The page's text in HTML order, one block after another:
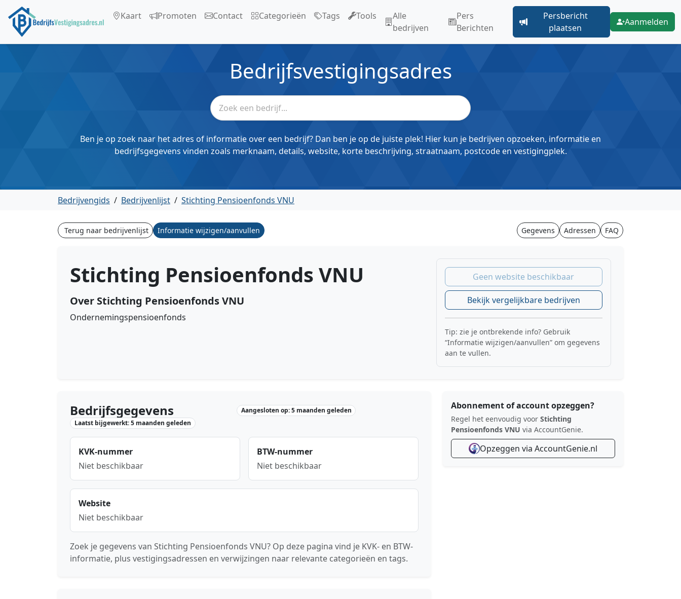
Kaart Promoten Contact Categorieën Tags Tools
Alle
bedrijven
Pers
Berichten
Persbericht
plaatsen
Aanmelden
Bedrijfsvestigingsadres
Ben je op zoek naar het adres of informatie over een bedrijf? Dan ben je op de juiste plek! Hier kun je bedrijven opzoeken, informatie en
bedrijfsgegevens vinden zoals merknaam, details, website, korte beschrijving, straatnaam, postcode en vestigingplek.
Bedrijvengids / Bedrijvenlijst / Stichting Pensioenfonds VNU
Terug naar bedrijvenlijst Informatie wijzigen/aanvullen Gegevens Adressen FAQ
Stichting Pensioenfonds VNU
Over Stichting Pensioenfonds VNU
Ondernemingspensioenfonds
Geen website beschikbaar
Bekijk vergelijkbare bedrijven
Tip: zie je ontbrekende info? Gebruik
“Informatie wijzigen/aanvullen” om gegevens
aan te vullen.
Bedrijfsgegevens
Aangesloten op: 5 maanden geleden
Laatst bijgewerkt: 5 maanden geleden
KVK-nummer
Niet beschikbaar
BTW-nummer
Niet beschikbaar
Website
Niet beschikbaar
Zoek je gegevens van Stichting Pensioenfonds VNU? Op deze pagina vind je KVK- en BTW-
informatie, plus vestigingsadressen en verwijzingen naar relevante categorieën en tags.
Abonnement of account opzeggen?
Regel het eenvoudig voor Stichting
Pensioenfonds VNU via AccountGenie.
Opzeggen via AccountGenie.nl